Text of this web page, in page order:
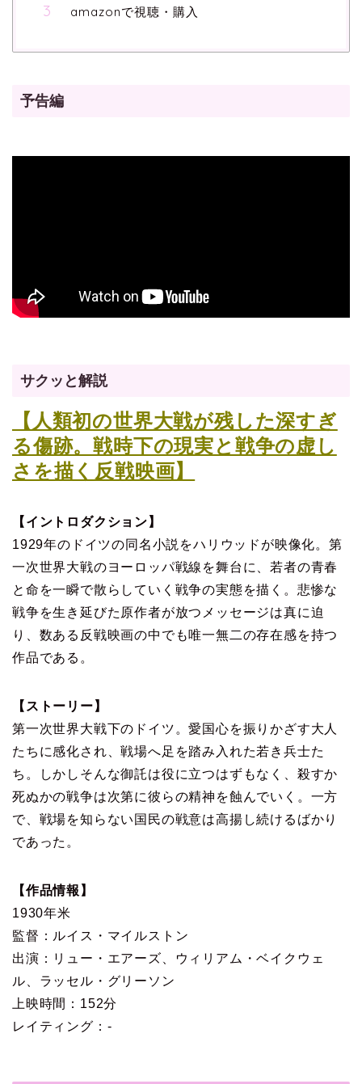
amazonで視聴・購入
予告編
サクッと解説
【人類初の世界大戦が残した深すぎ
る傷跡。戦時下の現実と戦争の虚し
さを描く反戦映画】
【イントロダクション】
1929年のドイツの同名小説をハリウッドが映像化。第
一次世界大戦のヨーロッパ戦線を舞台に、若者の青春
と命を一瞬で散らしていく戦争の実態を描く。悲惨な
戦争を生き延びた原作者が放つメッセージは真に迫
り、数ある反戦映画の中でも唯一無二の存在感を持つ
作品である。
【ストーリー】
第一次世界大戦下のドイツ。愛国心を振りかざす大人
たちに感化され、戦場へ足を踏み入れた若き兵士た
ち。しかしそんな御託は役に立つはずもなく、殺すか
死ぬかの戦争は次第に彼らの精神を蝕んでいく。一方
で、戦場を知らない国民の戦意は高揚し続けるばかり
であった。
【作品情報】
1930年米
監督：ルイス・マイルストン
出演：リュー・エアーズ、ウィリアム・ベイクウェ
ル、ラッセル・グリーソン
上映時間：152分
レイティング：-